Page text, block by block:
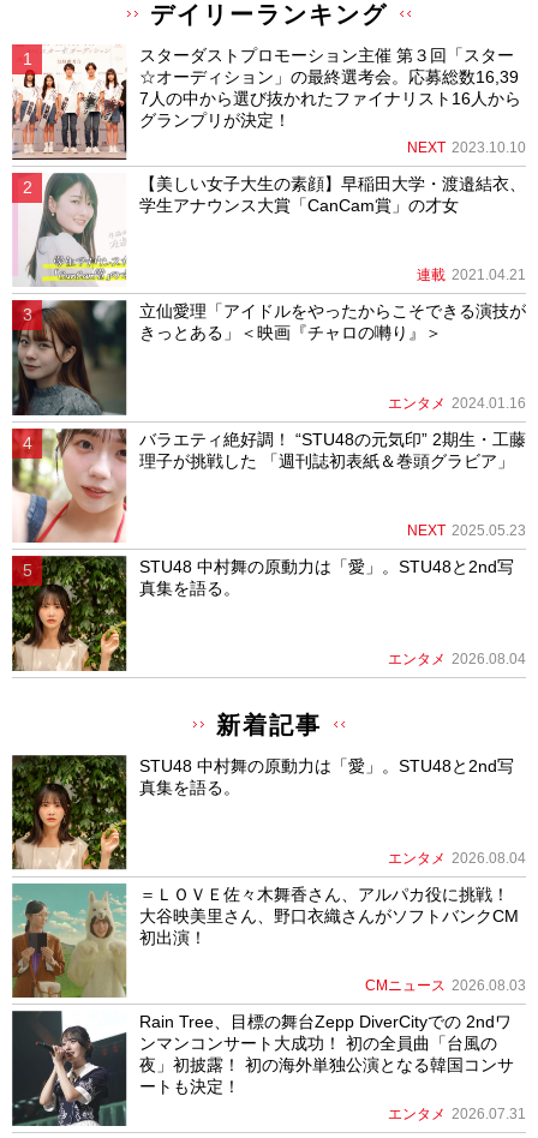
デイリーランキング
スターダストプロモーション主催 第３回「スター
☆オーディション」の最終選考会。応募総数16,39
7人の中から選び抜かれたファイナリスト16人から
グランプリが決定！
NEXT 2023.10.10
【美しい女子大生の素顔】早稲田大学・渡邉結衣、
学生アナウンス大賞「CanCam賞」の才女
連載 2021.04.21
立仙愛理「アイドルをやったからこそできる演技が
きっとある」＜映画『チャロの囀り』＞
エンタメ 2024.01.16
バラエティ絶好調！ “STU48の元気印” 2期生・工藤
理子が挑戦した 「週刊誌初表紙＆巻頭グラビア」
NEXT 2025.05.23
STU48 中村舞の原動力は「愛」。STU48と2nd写
真集を語る。
エンタメ 2026.08.04
新着記事
STU48 中村舞の原動力は「愛」。STU48と2nd写
真集を語る。
エンタメ 2026.08.04
＝ＬＯＶＥ佐々木舞香さん、アルパカ役に挑戦！
大谷映美里さん、野口衣織さんがソフトバンクCM
初出演！
CMニュース 2026.08.03
Rain Tree、目標の舞台Zepp DiverCityでの 2ndワ
ンマンコンサート大成功！ 初の全員曲「台風の
夜」初披露！ 初の海外単独公演となる韓国コンサ
ートも決定！
エンタメ 2026.07.31